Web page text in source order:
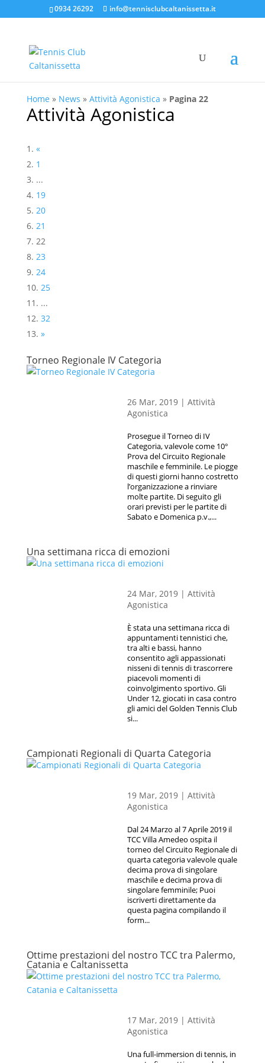
0934 26292 info@tennisclubcaltanissetta.it
Home » News » Attività Agonistica » Pagina 22
Attività Agonistica
«
1
...
19
20
21
22
23
24
25
...
32
»
Torneo Regionale IV Categoria
26 Mar, 2019| Attività
Agonistica
Prosegue il Torneo di IV
Categoria, valevole come 10°
Prova del Circuito Regionale
maschile e femminile. Le piogge
di questi giorni hanno costretto
l’organizzazione a rinviare
molte partite. Di seguito gli
orari previsti per le partite di
Sabato e Domenica p.v.,...
Una settimana ricca di emozioni
24 Mar, 2019| Attività
Agonistica
È stata una settimana ricca di
appuntamenti tennistici che,
tra alti e bassi, hanno
consentito agli appassionati
nisseni di tennis di trascorrere
piacevoli momenti di
coinvolgimento sportivo. Gli
Under 12, giocati in casa contro
gli amici del Golden Tennis Club
si...
Campionati Regionali di Quarta Categoria
19 Mar, 2019| Attività
Agonistica
Dal 24 Marzo al 7 Aprile 2019 il
TCC Villa Amedeo ospita il
torneo del Circuito Regionale di
quarta categoria valevole quale
decima prova di singolare
maschile e decima prova di
singolare femminile; Puoi
iscriverti direttamente da
questa pagina compilando il
form...
Ottime prestazioni del nostro TCC tra Palermo,
Catania e Caltanissetta
17 Mar, 2019| Attività
Agonistica
Una full-immersion di tennis, in